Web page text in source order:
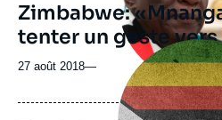
Zimbabwe:
tenter un geste
27 août 2018—
Image
principale
médiatique